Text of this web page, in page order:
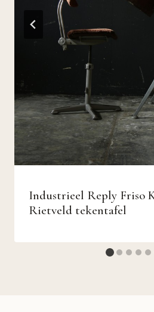
Industrieel Reply Friso
Rietveld tekentafel